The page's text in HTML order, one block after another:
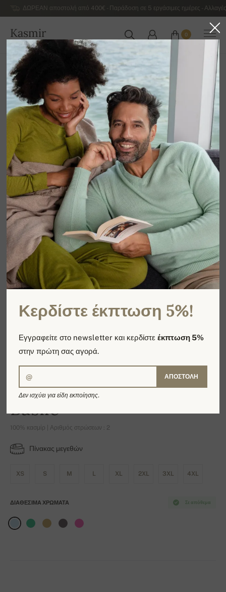
ΔΩΡΕΑΝ αποστολή από 400€ - Παράδοση σε 5 εργάσιμες ημέρες -
Kasmir
ΕΛΛΆΔΑ
0
Αρχική
Αντρικά κασμιρένια πουλόβερ πολυτελείας
Ανδρικές κασμιρένιες ζακέτες και γιλέκα χωρίς μανίκια
Basile
100% κασμίρ | Αριθμός στρώσεων : 2
Πίνακας μεγεθών
XS S M L XL 2XL 3XL 4XL
Σε απόθεμα
ΔΙΑΘΈΣΙΜΑ ΧΡΏΜΑΤΑ
Κερδίστε έκπτωση 5%!
Εγγραφείτε στο newsletter και κερδίστεέκπτωση 5%
στην πρώτη σας αγορά.
ΑΠΟΣΤΟΛΉ
Δεν ισχύει για είδη εκποίησης.